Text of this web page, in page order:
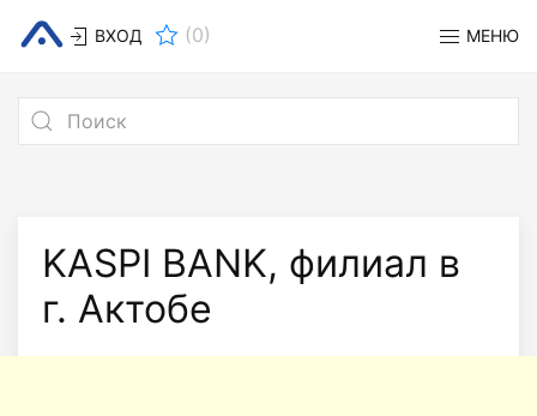
ВХОД (0) МЕНЮ
KASPI BANK, филиал в
г. Актобе